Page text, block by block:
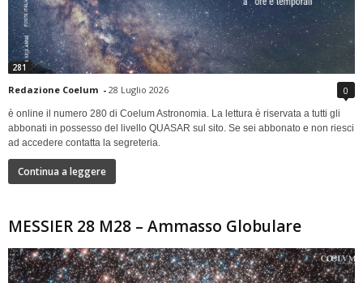
281
Redazione Coelum - 28 Luglio 2026 0
è online il numero 280 di Coelum Astronomia. La lettura è riservata a tutti gli
abbonati in possesso del livello QUASAR sul sito. Se sei abbonato e non riesci
ad accedere contatta la segreteria.
Continua a leggere
MESSIER 28 M28 – Ammasso Globulare